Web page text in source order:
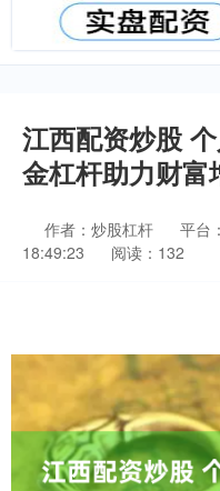
江西配资炒股
金杠杆助力财富
作者：炒股杠杆 平台
18:49:23
阅读：132